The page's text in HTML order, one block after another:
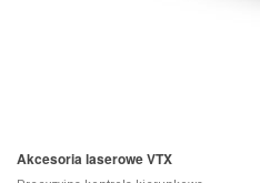
Akcesoria laserowe VTX